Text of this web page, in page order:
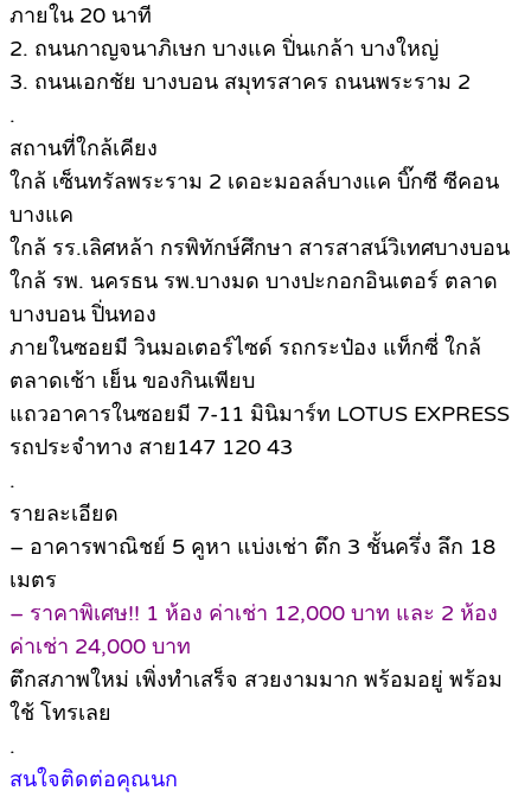
ภายใน 20 นาที
2. ถนนกาญจนาภิเษก บางแค ปิ่นเกล้า บางใหญ่
3. ถนนเอกชัย บางบอน สมุทรสาคร ถนนพระราม 2
.
สถานที่ใกล้เคียง
ใกล้ เซ็นทรัลพระราม 2 เดอะมอลล์บางแค บิ๊กซี ซีคอน
บางแค
ใกล้ รร.เลิศหล้า กรพิทักษ์ศึกษา สารสาสน์วิเทศบางบอน
ใกล้ รพ. นครธน รพ.บางมด บางปะกอกอินเตอร์ ตลาด
บางบอน ปิ่นทอง
ภายในซอยมี วินมอเตอร์ไซด์ รถกระป๋อง แท็กซี่ ใกล้
ตลาดเช้า เย็น ของกินเพียบ
แถวอาคารในซอยมี 7-11 มินิมาร์ท LOTUS EXPRESS
รถประจำทาง สาย147 120 43
.
รายละเอียด
– อาคารพาณิชย์ 5 คูหา แบ่งเช่า ตึก 3 ชั้นครึ่ง ลึก 18
เมตร
– ราคาพิเศษ!! 1 ห้อง ค่าเช่า 12,000 บาท และ 2 ห้อง
ค่าเช่า 24,000 บาท
ตึกสภาพใหม่ เพิ่งทำเสร็จ สวยงามมาก พร้อมอยู่ พร้อม
ใช้ โทรเลย
.
สนใจติดต่อคุณนก